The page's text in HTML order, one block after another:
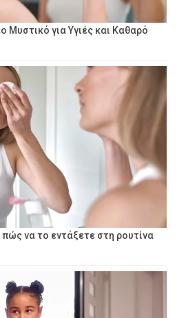
για Υγιές και Καθαρό
πώς να το εντάξετε στη ρουτίνα